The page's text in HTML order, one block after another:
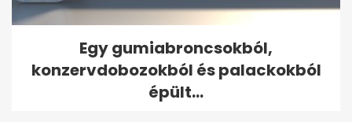
Egy gumiabroncsokból,
konzervdobozokból és palackokból
épült...